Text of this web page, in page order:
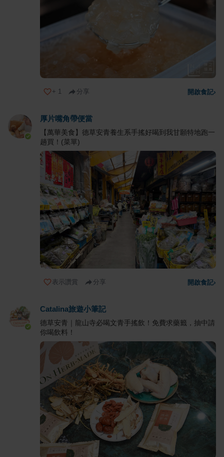
+ 1 分享 開啟食記›
厚片嘴角帶便當
【萬華美食】德草安青養生系手搖好喝到我甘願特地跑一
趟買！(菜單)
表示讚賞 分享 開啟食記›
Catalina旅遊小筆記
德草安青｜龍山寺必喝文青手搖飲！免費求藥籤，抽中請
你喝飲料！